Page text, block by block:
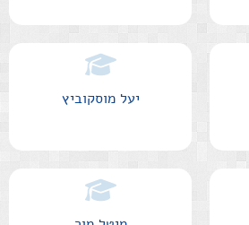
יעל מוסקוביץ